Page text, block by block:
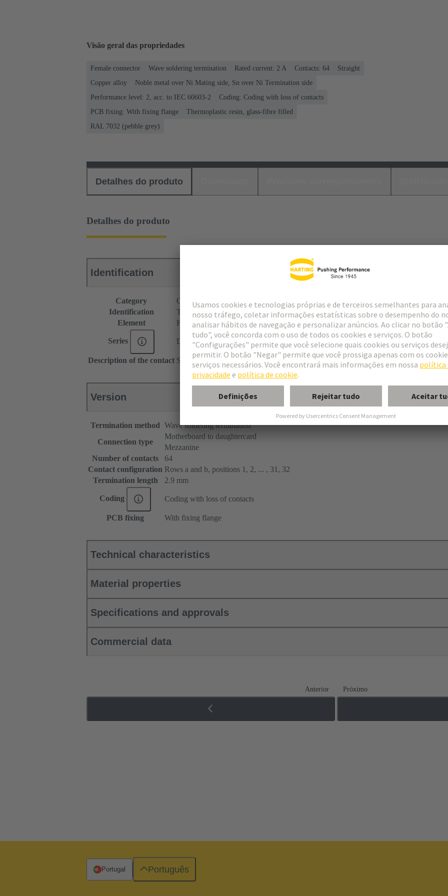
Visão geral das propriedades
Female connector Wave soldering termination Rated current: ‌2 A Contacts: 64
Straight
Copper alloy
Noble metal over Ni Mating side, Sn over Ni Termination side
Performance level: 2, acc. to IEC 60603-2
Coding: Coding with loss of contacts
PCB fixing: With fixing flange
Thermoplastic resin, glass-fibre filled
RAL 7032 (pebble grey)
Detalhes do produto
Detalhes do produto
Identification
Category
Connectors
Identification
Type B
Element
Female connector
Series DIN 41612
Description of the contact Straight
Version
Termination method Wave soldering termination
Connection type
Motherboard to daughtercard
Mezzanine
Number of contacts
64
Contact configuration Rows a and b, positions 1, 2, ... , 31, 32
Termination length
2.9 mm
Coding Coding with loss of contacts
PCB fixing With fixing flange
Technical characteristics
Material properties
Specifications and approvals
Commercial data
Anterior Próximo
Portugal Português